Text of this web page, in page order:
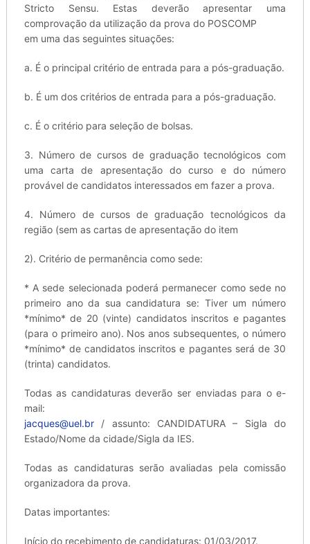
Stricto Sensu. Estas deverão apresentar uma
comprovação da utilização da prova do POSCOMP
em uma das seguintes situações:
a. É o principal critério de entrada para a pós-graduação.
b. É um dos critérios de entrada para a pós-graduação.
c. É o critério para seleção de bolsas.
3. Número de cursos de graduação tecnológicos com
uma carta de apresentação do curso e do número
provável de candidatos interessados em fazer a prova.
4. Número de cursos de graduação tecnológicos da
região (sem as cartas de apresentação do item
2). Critério de permanência como sede:
* A sede selecionada poderá permanecer como sede no
primeiro ano da sua candidatura se: Tiver um número
*mínimo* de 20 (vinte) candidatos inscritos e pagantes
(para o primeiro ano). Nos anos subsequentes, o número
*mínimo* de candidatos inscritos e pagantes será de 30
(trinta) candidatos.
Todas as candidaturas deverão ser enviadas para o e-
mail:
jacques@uel.br/ assunto: CANDIDATURA – Sigla do
Estado/Nome da cidade/Sigla da IES.
Todas as candidaturas serão avaliadas pela comissão
organizadora da prova.
Datas importantes:
Início do recebimento de candidaturas: 01/03/2017.